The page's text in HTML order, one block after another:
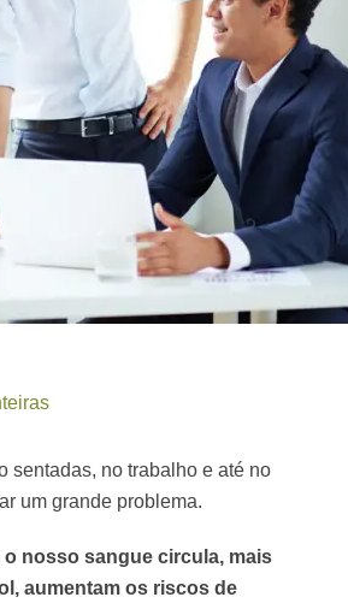
sentadas, no trabalho e até no
um grande problema.
nosso sangue circula, mais
aumentam os riscos de